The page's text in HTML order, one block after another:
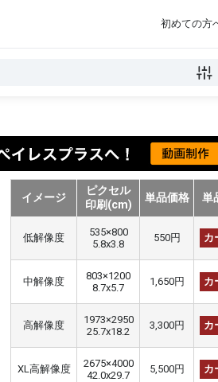
初めての方
イメージ
ピクセル
印刷(cm)
単品価格 単
低解像度
535×800
5.8x3.8
550円 カ
中解像度
803×1200
8.7x5.7
1,650円 カ
高解像度
1973×2950
25.7x18.2
3,300円 カ
XL高解像度
2675×4000
42.0x29.7
5,500円 カ